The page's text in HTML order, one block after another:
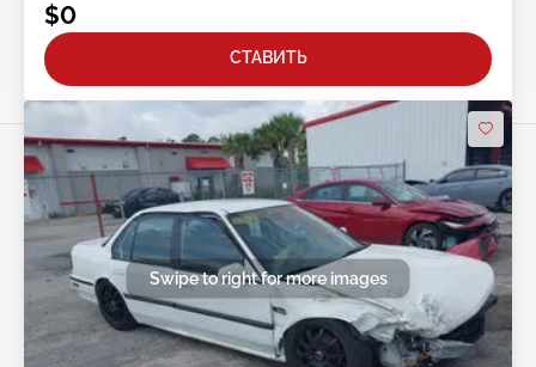
$0
СТАВИТЬ
Swipe to right for more images